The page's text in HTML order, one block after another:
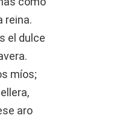
reina.
el dulce
míos;
aro